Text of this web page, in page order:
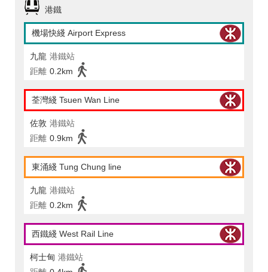
港鐵
機場快綫 Airport Express
九龍 港鐵站
距離 0.2km
荃灣綫 Tsuen Wan Line
佐敦 港鐵站
距離 0.9km
東涌綫 Tung Chung line
九龍 港鐵站
距離 0.2km
西鐵綫 West Rail Line
柯士甸 港鐵站